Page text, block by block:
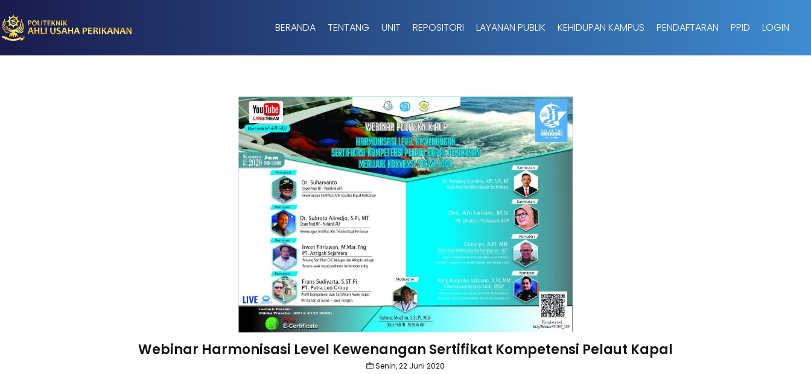
BERANDA TENTANG UNIT REPOSITORI LAYANAN PUBLIK KEHIDUPAN KAMPUS PENDAFTARAN PPID LOGIN
Webinar Harmonisasi Level Kewenangan Sertifikat Kompetensi Pelaut Kapal
Senin, 22 Juni 2020